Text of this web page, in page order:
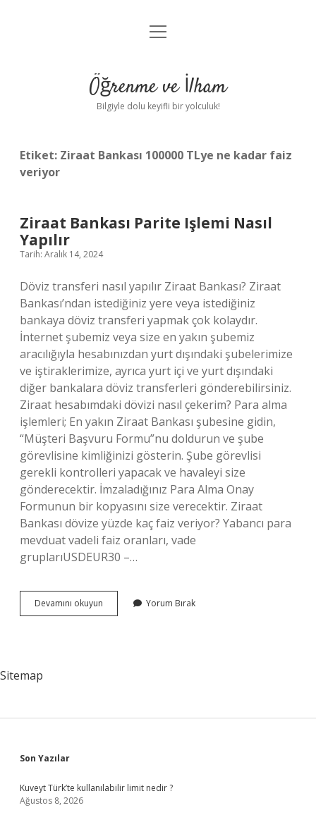
Anasayfa
Yasal Uyarı
menüyü
Öğrenme ve İlham
Bilgiyle dolu keyifli bir yolculuk!
Etiket: Ziraat Bankası 100000 TLye ne kadar faiz
veriyor
Ziraat Bankası Parite Işlemi Nasıl
Yapılır
Tarih: Aralık 14, 2024
Döviz transferi nasıl yapılır Ziraat Bankası? Ziraat
Bankası’ndan istediğiniz yere veya istediğiniz
bankaya döviz transferi yapmak çok kolaydır.
İnternet şubemiz veya size en yakın şubemiz
aracılığıyla hesabınızdan yurt dışındaki şubelerimize
ve iştiraklerimize, ayrıca yurt içi ve yurt dışındaki
diğer bankalara döviz transferleri gönderebilirsiniz.
Ziraat hesabımdaki dövizi nasıl çekerim? Para alma
işlemleri; En yakın Ziraat Bankası şubesine gidin,
“Müşteri Başvuru Formu”nu doldurun ve şube
görevlisine kimliğinizi gösterin. Şube görevlisi
gerekli kontrolleri yapacak ve havaleyi size
gönderecektir. İmzaladığınız Para Alma Onay
Formunun bir kopyasını size verecektir. Ziraat
Bankası dövize yüzde kaç faiz veriyor? Yabancı para
mevduat vadeli faiz oranları, vade
gruplarıUSDEUR30 –…
Devamını okuyun
Bankası
Yorum Bırak
Sitemap
Sidebar
Son Yazılar
Kuveyt Türk’te kullanılabilir limit nedir ?
Ağustos 8, 2026